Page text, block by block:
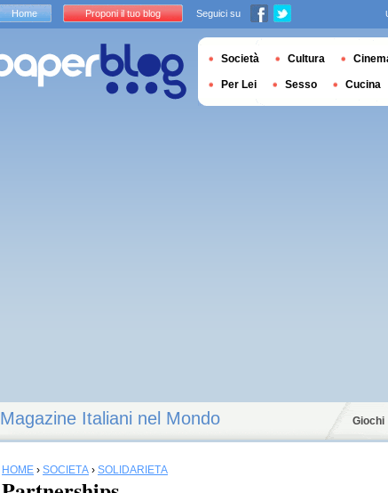
Magazine Italiani nel Mondo Giochi
HOME › SOCIETÀ › SOLIDARIETÀ
Home Proponi il tuo blog Seguici su
Società Cultura
Per Lei Sesso Cucina